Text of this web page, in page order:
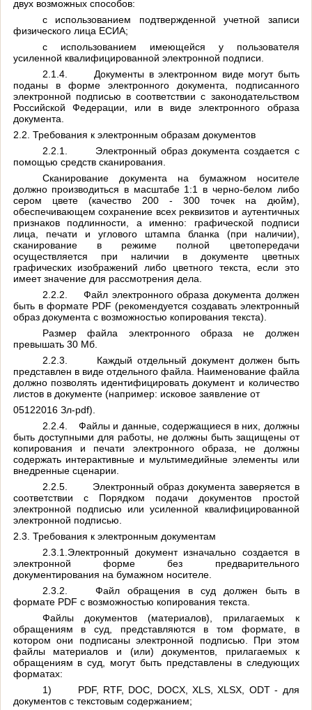
двух возможных способов:
с использованием подтвержденной учетной записи
физического лица ЕСИА;
с использованием имеющейся у пользователя
усиленной квалифицированной электронной подписи.
2.1.4.
Документы в электронном виде могут быть
поданы в форме электронного документа, подписанного
электронной подписью в соответствии с законодательством
Российской Федерации, или в виде электронного образа
документа.
2.2. Требования к электронным образам документов
2.2.1.
Электронный образ документа создается с
помощью средств сканирования.
Сканирование документа на бумажном носителе
должно производиться в масштабе 1:1 в черно-белом либо
сером цвете (качество 200 - 300 точек на дюйм),
обеспечивающем сохранение всех реквизитов и аутентичных
признаков подлинности, а именно: графической подписи
лица, печати и углового штампа бланка (при наличии),
сканирование в режиме полной цветопередачи
осуществляется при наличии в документе цветных
графических изображений либо цветного текста, если это
имеет значение для рассмотрения дела.
2.2.2.
Файл электронного образа документа должен
быть в формате PDF (рекомендуется создавать электронный
образ документа с возможностью копирования текста).
Размер файла электронного образа не должен
превышать 30 Мб.
2.2.3.
Каждый отдельный документ должен быть
представлен в виде отдельного файла. Наименование файла
должно позволять идентифицировать документ и количество
листов в документе (например: исковое заявление от
05122016 Зл-pdf).
2.2.4.
Файлы и данные, содержащиеся в них, должны
быть доступными для работы, не должны быть защищены от
копирования и печати электронного образа, не должны
содержать интерактивные и мультимедийные элементы или
внедренные сценарии.
2.2.5.
Электронный образ документа заверяется в
соответствии с Порядком подачи документов простой
электронной подписью или усиленной квалифицированной
электронной подписью.
2.3. Требования к электронным документам
2.3.1.Электронный документ изначально создается в
электронной форме без предварительного
документирования на бумажном носителе.
2.3.2.
Файл обращения в суд должен быть в
формате PDF с возможностью копирования текста.
Файлы документов (материалов), прилагаемых к
обращениям в суд, представляются в том формате, в
котором они подписаны электронной подписью. При этом
файлы материалов и (или) документов, прилагаемых к
обращениям в суд, могут быть представлены в следующих
форматах:
1)
PDF, RTF, DOC DOCX,XLS ,XLSX ODT - для
документов с текстовым содержанием;